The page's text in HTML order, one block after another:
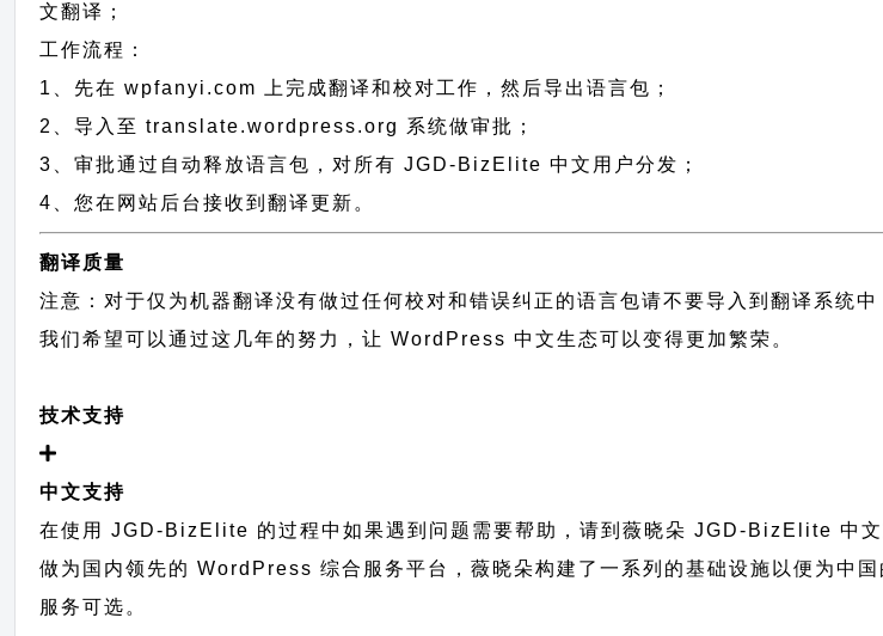
文翻译；
工作流程：
1、先在 wpfanyi.com 上完成翻译和校对工作，然后导出语言包；
2、导入至 translate.wordpress.org 系统做审批；
3、审批通过自动释放语言包，对所有 JGD-BizElite 中文用户分发；
4、您在网站后台接收到翻译更新。
翻译质量
注意：对于仅为机器翻译没有做过任何校对和错误纠正的语言包请不要导入到翻译系统中
我们希望可以通过这几年的努力，让 WordPress 中文生态可以变得更加繁荣。
技术支持
中文支持
在使用 JGD-BizElite 的过程中如果遇到问题需要帮助，请到薇晓朵 JGD-BizElite 中文
做为国内领先的 WordPress 综合服务平台，薇晓朵构建了一系列的基础设施以便为中
服务可选。